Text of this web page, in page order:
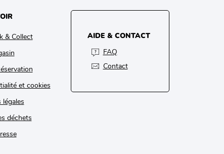
& Collect
et cookies
légales
déchets
AIDE & CONTACT
FAQ
Contact